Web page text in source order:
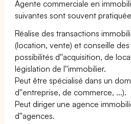
Agente commerciale en
suivantes sont souvent
Réalise des transactions
(location, vente) et conseille des
possibilités d''acquisition, de
législation de l''immobilier.
Peut être spécialisé dans un
d''entreprise, de commerce, ...).
Peut diriger une agence
d''agences.